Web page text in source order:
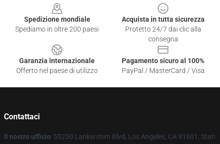
Spedizione mondiale
Spediamo in oltre 200 paesi
Acquista in tutta sicurezza
Protetto 24/7 dai clic alla
consegna
Garanzia internazionale
Offerto nel paese di utilizzo
Pagamento sicuro al 100%
PayPal / MasterCard / Visa
Contattaci
Il nostro ufficio: 55250 Lankershim Blvd, Los Angeles, CA 91601, Stati